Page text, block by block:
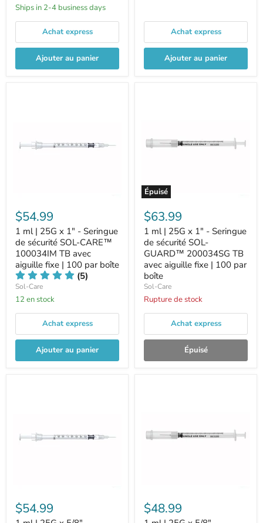
Ships in 2-4 business days
Achat express
Ajouter au panier
Achat express
Ajouter au panier
$54.99
1 ml | 25G x 1" - Seringue
de sécurité SOL-CARE™
100034IM TB avec
aiguille fixe | 100 par boîte
(5)
Sol-Care
12 en stock
Achat express
Ajouter au panier
Épuisé
$63.99
1 ml | 25G x 1" - Seringue
de sécurité SOL-
GUARD™ 200034SG TB
avec aiguille fixe | 100 par
boîte
Sol-Care
Rupture de stock
Achat express
Épuisé
$54.99 $48.99